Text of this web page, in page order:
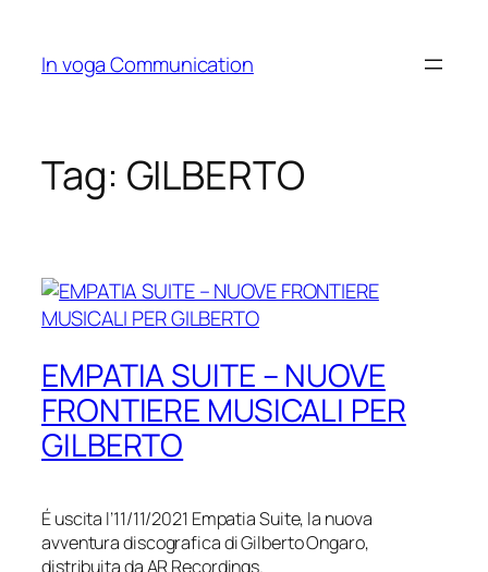
content
In voga Communication
Tag: GILBERTO
EMPATIA SUITE – NUOVE
FRONTIERE MUSICALI PER
GILBERTO
É uscita l’11/11/2021 Empatia Suite, la nuova
avventura discografica di Gilberto Ongaro,
distribuita da AR Recordings.